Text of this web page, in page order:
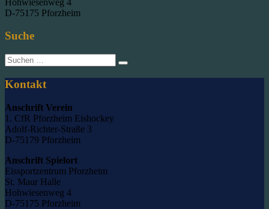
D-75175 Pforzheim
Suche
Suche
nach:
Kontakt
Anschrift Verein
1. CfR Pforzheim Eishockey
Adolf-Richter-Straße 3
D-75179 Pforzheim
Anschrift Spielort
Eissportzentrum Pforzheim
St. Maur Halle
Hohwiesenweg 4
D-75175 Pforzheim